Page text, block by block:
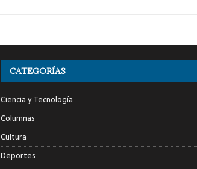
CATEGORÍAS
Ciencia y Tecnología
Columnas
Cultura
Deportes